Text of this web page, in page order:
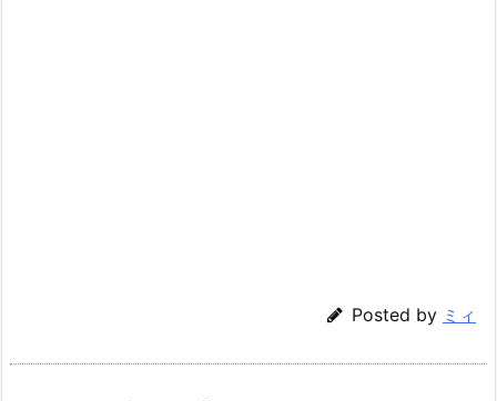
Posted by ミィ